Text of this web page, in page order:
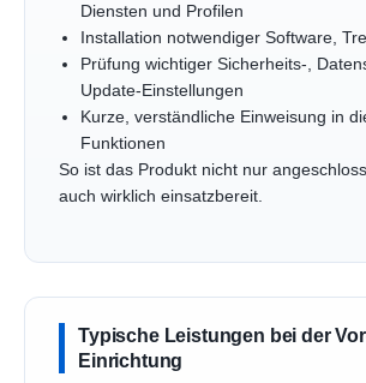
Diensten und Profilen
Installation notwendiger Software,
Prüfung wichtiger Sicherheits-,
Update-Einstellungen
Kurze, verständliche Einweisung in
Funktionen
So ist das Produkt nicht nur
auch wirklich einsatzbereit.
Typische Leistungen bei der
Einrichtung